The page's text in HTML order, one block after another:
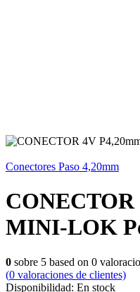
Conectores Paso 4,20mm
CONECTOR
MINI-LOK
0 sobre 5 based on 0
(0 valoraciones de clientes)
Disponibilidad: En stock